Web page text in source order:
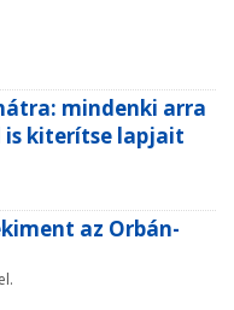
mindenki arra
is kiterítse lapjait
az Orbán-